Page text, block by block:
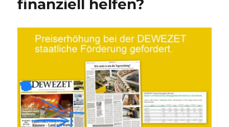
finanziell helfen?